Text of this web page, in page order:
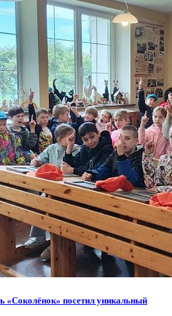
«Соколёнок» посетил уникальный